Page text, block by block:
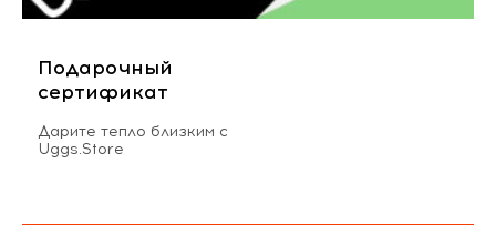
Подарочный
сертификат
Дарите тепло близким с
Uggs.Store